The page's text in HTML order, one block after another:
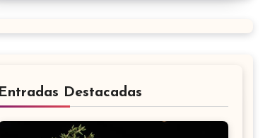
Entradas Destacadas